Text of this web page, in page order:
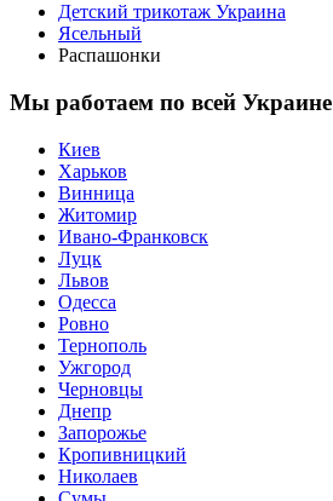
Детский трикотаж Украина
Ясельный
Распашонки
Мы работаем по всей Украине
Киев
Харьков
Винница
Житомир
Ивано-Франковск
Луцк
Львов
Одесса
Ровно
Тернополь
Ужгород
Черновцы
Днепр
Запорожье
Кропивницкий
Николаев